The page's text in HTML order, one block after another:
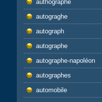
authographe
autograghe
autograph
autographe
autographe-napoléon
autographes
automobile